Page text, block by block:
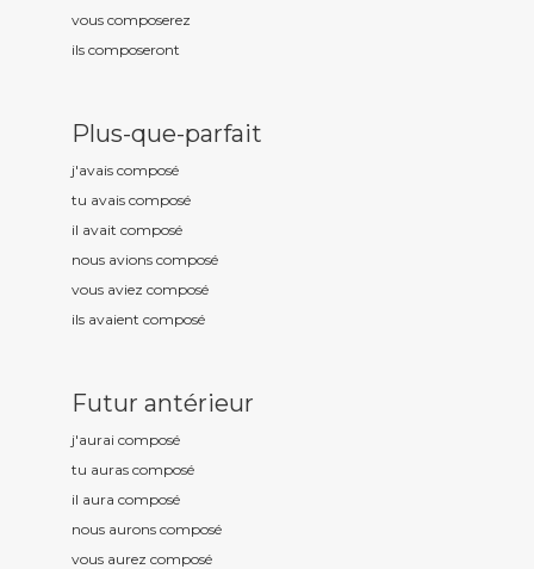
vous composerez
ils composeront
Plus-que-parfait
j'avais composé
tu avais composé
il avait composé
nous avions composé
vous aviez composé
ils avaient composé
Futur antérieur
j'aurai composé
tu auras composé
il aura composé
nous aurons composé
vous aurez composé